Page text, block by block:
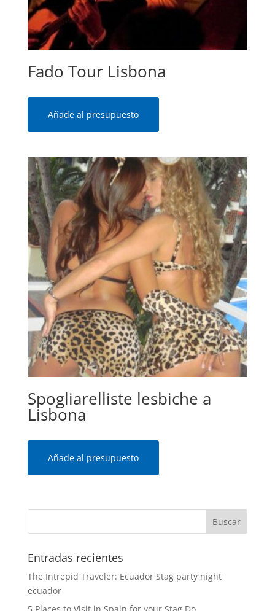
Fado Tour Lisbona
Añade al presupuesto
Spogliarelliste lesbiche a
Lisbona
Añade al presupuesto
Entradas recientes
The Intrepid Traveler: Ecuador Stag party night
ecuador